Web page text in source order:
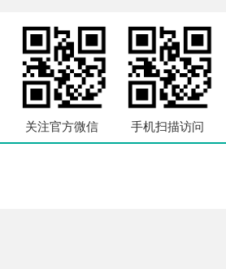
关注官方微信 手机扫描访问